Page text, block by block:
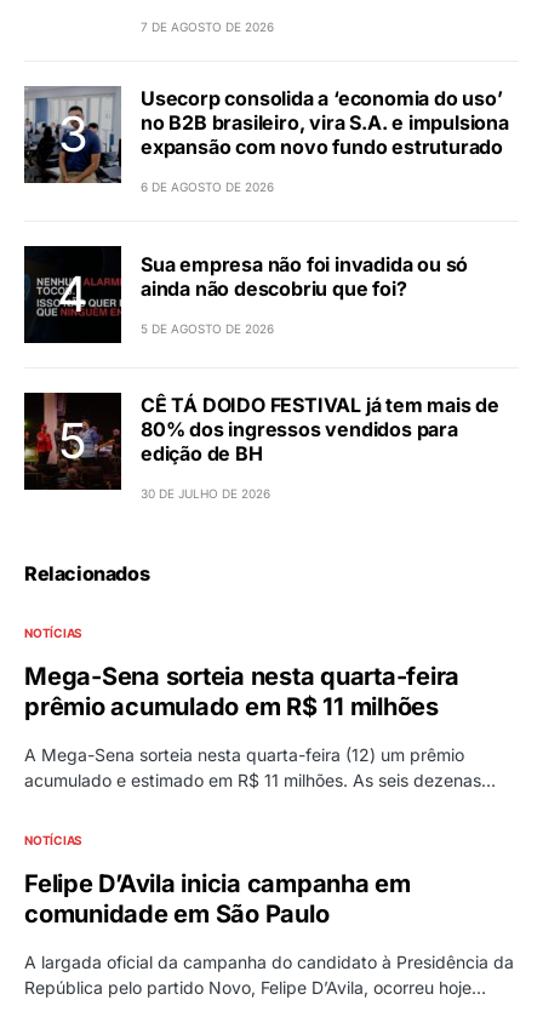
7 DE AGOSTO DE 2026
Usecorp consolida a ‘economia do uso’
no B2B brasileiro, vira S.A. e impulsiona
expansão com novo fundo estruturado
6 DE AGOSTO DE 2026
Sua empresa não foi invadida ou só
ainda não descobriu que foi?
5 DE AGOSTO DE 2026
CÊ TÁ DOIDO FESTIVAL já tem mais de
80% dos ingressos vendidos para
edição de BH
30 DE JULHO DE 2026
Relacionados
NOTÍCIAS
Mega-Sena sorteia nesta quarta-feira
prêmio acumulado em R$ 11 milhões
A Mega-Sena sorteia nesta quarta-feira (12) um prêmio
acumulado e estimado em R$ 11 milhões. As seis dezenas…
NOTÍCIAS
Felipe D’Avila inicia campanha em
comunidade em São Paulo
A largada oficial da campanha do candidato à Presidência da
República pelo partido Novo, Felipe D’Avila, ocorreu hoje…